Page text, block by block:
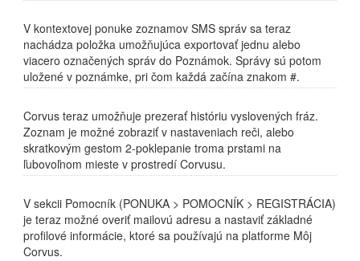
V kontextovej ponuke zoznamov SMS správ sa teraz
nachádza položka umožňujúca exportovať jednu alebo
viacero označených správ do Poznámok. Správy sú potom
uložené v poznámke, pri čom každá začína znakom #.
Corvus teraz umožňuje prezerať históriu vyslovených fráz.
Zoznam je možné zobraziť v nastaveniach reči, alebo
skratkovým gestom 2-poklepanie troma prstami na
ľubovoľnom mieste v prostredí Corvusu.
V sekcii Pomocník (PONUKA > POMOCNÍK > REGISTRÁCIA)
je teraz možné overiť mailovú adresu a nastaviť základné
profilové informácie, ktoré sa používajú na platforme Môj
Corvus.